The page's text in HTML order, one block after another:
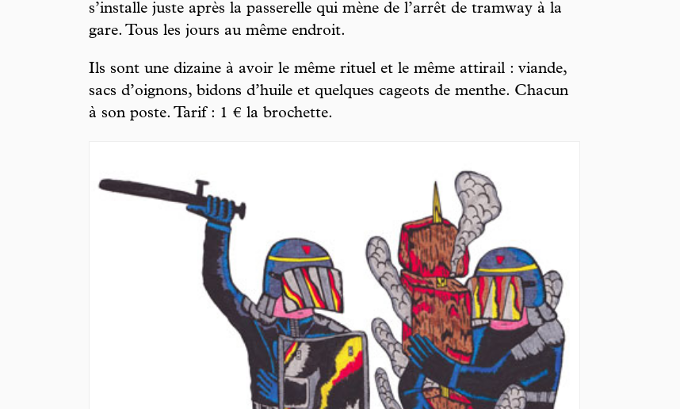
s’installe juste après la passerelle qui mène de l’arrêt de tramway à la
gare. Tous les jours au même endroit.
Ils sont une dizaine à avoir le même rituel et le même attirail : viande,
sacs d’oignons, bidons d’huile et quelques cageots de menthe. Chacun
à son poste. Tarif : 1 € la brochette.